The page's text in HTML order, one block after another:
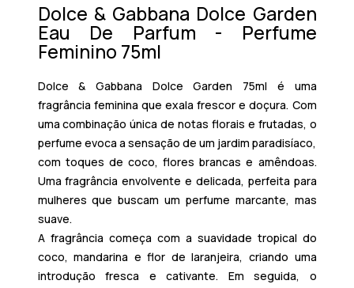
Dolce & Gabbana Dolce Garden
Eau De Parfum - Perfume
Feminino 75ml
Dolce & Gabbana Dolce Garden 75ml é uma
fragrância feminina que exala frescor e doçura. Com
uma combinação única de notas florais e frutadas, o
perfume evoca a sensação de um jardim paradisíaco,
com toques de coco, flores brancas e amêndoas.
Uma fragrância envolvente e delicada, perfeita para
mulheres que buscam um perfume marcante, mas
suave.
A fragrância começa com a suavidade tropical do
coco, mandarina e flor de laranjeira, criando uma
introdução fresca e cativante. Em seguida, o